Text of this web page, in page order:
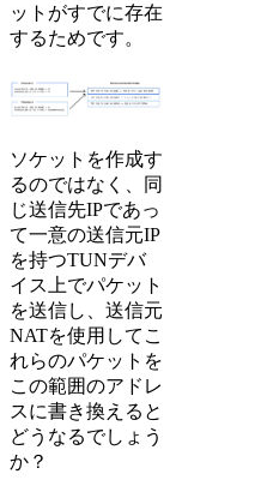
ットがすでに存在
するためです。
ソケットを作成す
るのではなく、同
じ送信先IPであっ
て一意の送信元IP
を持つTUNデバ
イス上でパケット
を送信し、送信元
NATを使用してこ
れらのパケットを
この範囲のアドレ
スに書き換えると
どうなるでしょう
か？